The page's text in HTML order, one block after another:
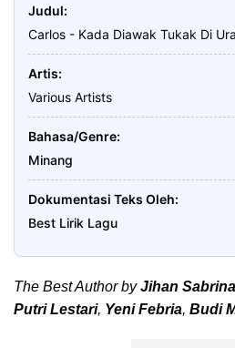
Judul
Carlos - Kada Diawak Tukak Di
Artis
Various Artists
Bahasa/Genre
Minang
Dokumentasi Teks Oleh
Best Lirik Lagu
The Best Author byJihan Sabrina
Putri Lestari, Yeni Febria, Budi